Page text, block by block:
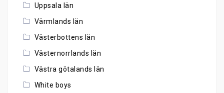
Uppsala län
Värmlands län
Västerbottens län
Västernorrlands län
Västra götalands län
White boys